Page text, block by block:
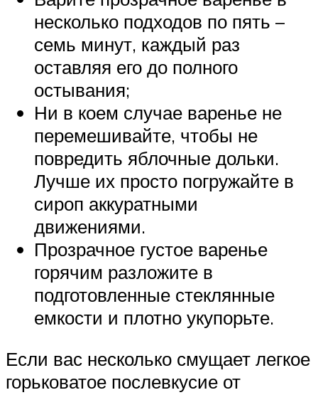
несколько подходов по пять –
семь минут, каждый раз
оставляя его до полного
остывания;
Ни в коем случае варенье не
перемешивайте, чтобы не
повредить яблочные дольки.
Лучше их просто погружайте в
сироп аккуратными
движениями.
Прозрачное густое варенье
горячим разложите в
подготовленные стеклянные
емкости и плотно укупорьте.
Если вас несколько смущает легкое
горьковатое послевкусие от